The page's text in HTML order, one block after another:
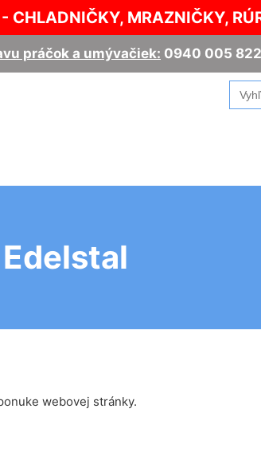
- CHLADNIČKY, MRAZNIČKY,
práčok a umývačiek: 0940 005 822
for:
webovej stránky.